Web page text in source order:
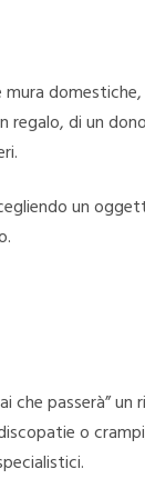
regalo, di un
un
che passerà” un
o